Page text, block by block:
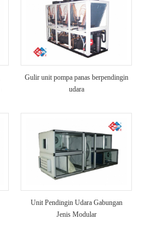
Gulir unit pompa panas berpendingin
udara
Unit Pendingin Udara Gabungan
Jenis Modular